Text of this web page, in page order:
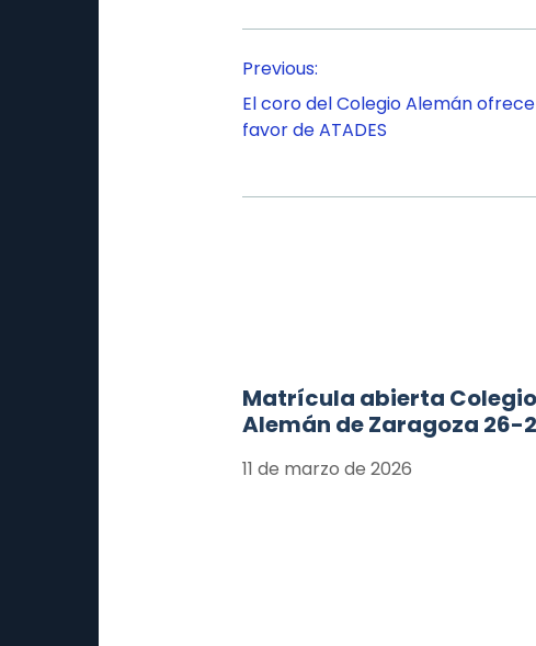
Navegación
de
entradas
Previous:
El coro del Colegio Alemán
favor de ATADES
Matrícula abierta Colegio
Alemán de Zaragoza 26-
11 de marzo de 2026